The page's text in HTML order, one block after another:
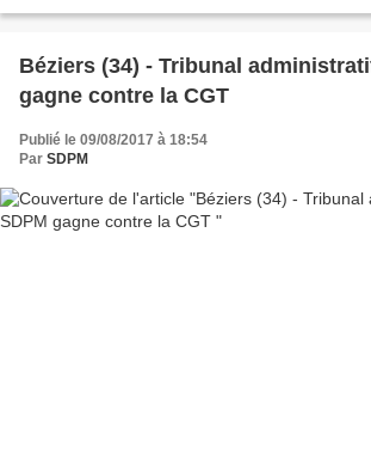
Béziers (34) - Tribunal
gagne contre la CGT
Publié le 09/08/2017 à 18:54
Par SDPM